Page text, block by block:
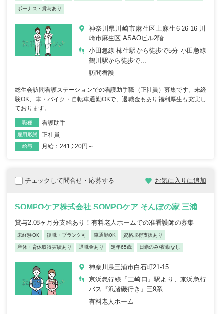
ボーナス・賞与あり
神奈川県川崎市麻生区上麻生6-26-16 川
崎市麻生区 ASAOビル2階
小田急線 柿生駅から徒歩で5分 小田急線
鶴川駅から徒歩で...
訪問看護
総生会訪問看護ステーションでの看護助手職（正社員）募集です。未経
験OK、車・バイク・自転車通勤OKで、退職金もあり福利厚生も充実し
ております。
職種 看護助手
雇用形態 正社員
給与 月給：241,320円～
チェックして問合せ・応募する お気に入りに追加
SOMPOケア株式会社 SOMPOケア そんぽの家 三浦
賞与2.08ヶ月分支給あり！有料老人ホームでの准看護師の募集
未経験OK 復職・ブランク可 車通勤OK 資格取得支援あり
産休・育休取得実績あり 退職金あり 定年65歳 日勤のみ/夜勤なし
神奈川県三浦市白石町21-15
京浜急行線「三崎口」駅より、京浜急行
バス『浜諸磯行き』三9系...
有料老人ホーム